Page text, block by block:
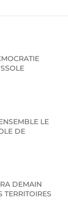
LE
DE
DEMAIN
TERRITOIRES